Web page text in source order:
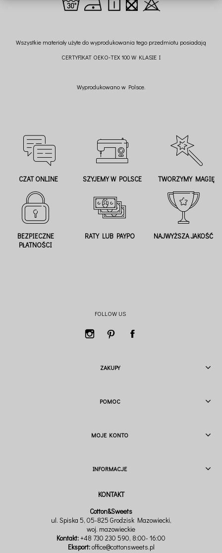
Wszystkie materiały użyte do wyprodukowania tego przedmiotu posiadają
CERTYFIKAT OEKO-TEX 100 W KLASIE I
Wyprodukowano w Polsce.
CZAT ONLINE SZYJEMY W POLSCE TWORZYMY MAGIĘ
BEZPIECZNE
PŁATNOŚCI
RATY LUB PAYPO NAJWYŻSZA JAKOŚĆ
FOLLOW US
ZAKUPY
POMOC
MOJE KONTO
INFORMACJE
Cotton&Sweets
ul. Spiska 5, 05-825 Grodzisk Mazowiecki,
woj. mazowieckie
Kontakt:+48 730 230 590, 8:00- 16:00
Eksport:office@cottonsweets.pl